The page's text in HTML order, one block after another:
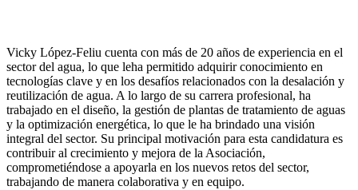
Vicky López-Feliu cuenta con más de 20 años de experiencia en el
sector del agua, lo que leha permitido adquirir conocimiento en
tecnologías clave y en los desafíos relacionados con la desalación y
reutilización de agua. A lo largo de su carrera profesional, ha
trabajado en el diseño, la gestión de plantas de tratamiento de aguas
y la optimización energética, lo que le ha brindado una visión
integral del sector. Su principal motivación para esta candidatura es
contribuir al crecimiento y mejora de la Asociación,
comprometiéndose a apoyarla en los nuevos retos del sector,
trabajando de manera colaborativa y en equipo.